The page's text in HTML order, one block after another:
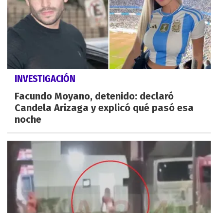
INVESTIGACIÓN
Facundo Moyano, detenido: declaró
Candela Arizaga y explicó qué pasó esa
noche